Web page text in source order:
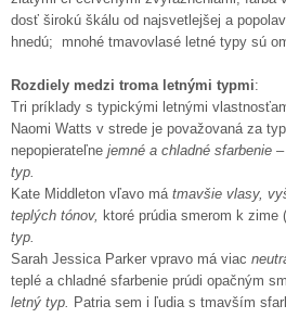
dosť širokú škálu od najsvetlejšej a
hnedú; mnohé tmavovlasé letné typy sú
Rozdiely medzi troma letnými typmi:
Tri príklady s typickými letnými
Naomi Watts v strede je považovaná za
nepopierateľne jemné a chladné sfarbenie –
typ.
Kate Middleton vľavo má tmavšie vlasy,
teplých tónov, ktoré prúdia smerom k zime
typ.
Sarah Jessica Parker vpravo má viac
teplé a chladné sfarbenie prúdi opačným
letný typ. Patria sem i ľudia s tmavším